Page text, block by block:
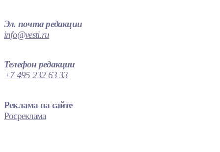
Эл. почта редакции
info@vesti.ru
Телефон редакции
+7 495 232 63 33
Реклама на сайте
Росреклама